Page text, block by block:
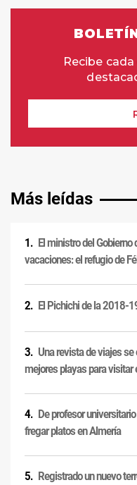
Más leídas
El ministro del
vacaciones: el refugio de
El Pichichi de la 2018-
Una revista de viajes
mejores playas para visitar
De profesor
fregar platos en Almería
Registrado un nuevo